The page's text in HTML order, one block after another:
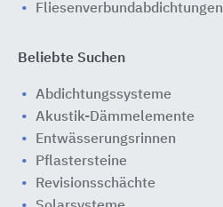
Fliesenverbundabdichtungen
Beliebte Suchen
Abdichtungssysteme
Akustik-Dämmelemente
Entwässerungsrinnen
Pflastersteine
Revisionsschächte